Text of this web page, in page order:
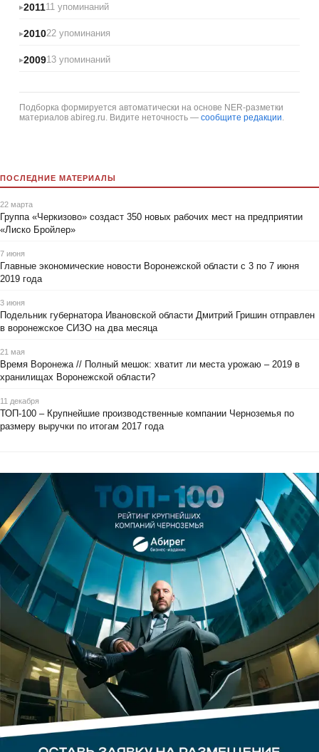
201111 упоминаний
201022 упоминания
200913 упоминаний
Подборка формируется автоматически на основе NER-разметки
материалов abireg.ru. Видите неточность — сообщите редакции
ПОСЛЕДНИЕ МАТЕРИАЛЫ
22 марта
Группа «Черкизово» создаст 350 новых рабочих мест на предприятии
«Лиско Бройлер»
7 июня
Главные экономические новости Воронежской области с 3 по 7 июня
2019 года
3 июня
Подельник губернатора Ивановской области Дмитрий Гришин отправлен
в воронежское СИЗО на два месяца
21 мая
Время Воронежа // Полный мешок: хватит ли места урожаю – 2019 в
хранилищах Воронежской области?
11 декабря
ТОП-100 – Крупнейшие производственные компании Черноземья по
размеру выручки по итогам 2017 года